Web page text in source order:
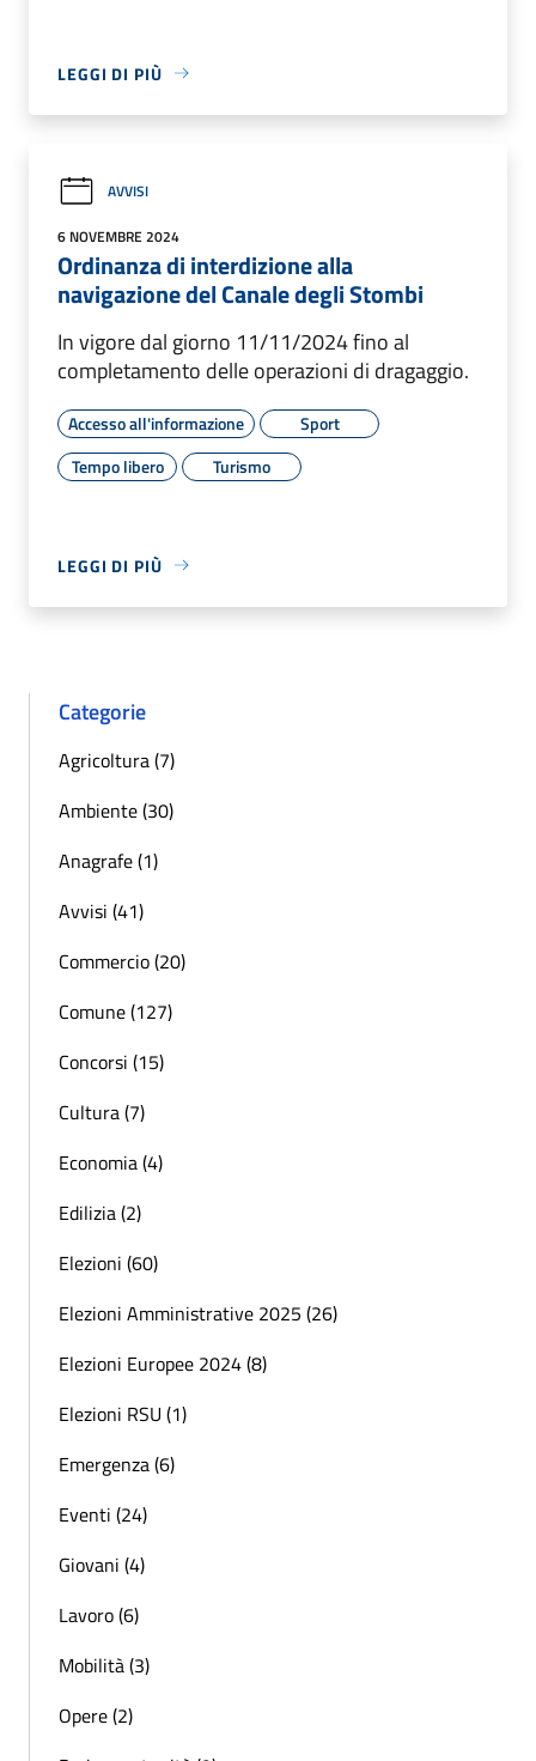
LEGGI DI PIÙ
AVVISI
6 NOVEMBRE 2024
Ordinanza di interdizione alla
navigazione del Canale degli Stombi
In vigore dal giorno 11/11/2024 fino al
completamento delle operazioni di dragaggio.
Accesso all'informazione
Sport
Tempo libero
Turismo
LEGGI DI PIÙ
Categorie
Agricoltura (7)
Ambiente (30)
Anagrafe (1)
Avvisi (41)
Commercio (20)
Comune (127)
Concorsi (15)
Cultura (7)
Economia (4)
Edilizia (2)
Elezioni (60)
Elezioni Amministrative 2025 (26)
Elezioni Europee 2024 (8)
Elezioni RSU (1)
Emergenza (6)
Eventi (24)
Giovani (4)
Lavoro (6)
Mobilità (3)
Opere (2)